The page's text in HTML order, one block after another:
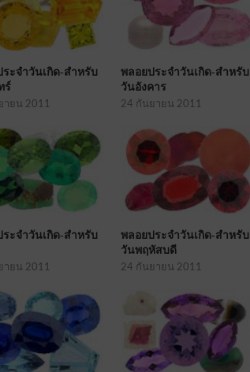
ะจำวันเกิด-สำหรับ
ร์
ายน 2011
พลอยประจำวันเกิด-สำหรับ
วันอังคาร
24 กันยายน 2011
ะจำวันเกิด-สำหรับ
ายน 2011
พลอยประจำวันเกิด-สำหรับ
วันพฤหัสบดี
24 กันยายน 2011